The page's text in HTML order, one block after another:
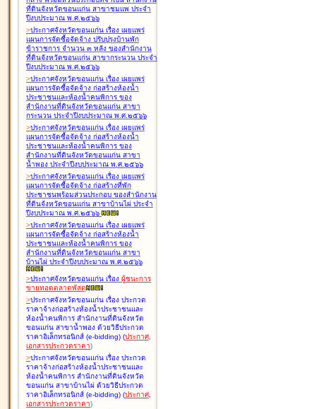
ที่ดินจังหวัดขอนแก่น สาขาชุมแพ ประจำ
ปีงบประมาณ พ.ศ.๒๕๖๖
>ประกาศจังหวัดขอนแก่น เรื่อง เผยแพร่
แผนการจัดซื้อจัดจ้าง ปรับปรุงบ้านพัก
ข้าราชการ จำนวน ๓ หลัง ของสำนักงาน
ที่ดินจังหวัดขอนแก่น สาขากระนวน ประจำ
ปีงบประมาณ พ.ศ.๒๕๖๖
>ประกาศจังหวัดขอนแก่น เรื่อง เผยแพร่
แผนการจัดซื้อจัดจ้าง ก่อสร้างห้องน้ำ
ประชาชนและห้องน้ำคนพิการ ของ
สำนักงานที่ดินจังหวัดขอนแก่น สาขา
กระนวน ประจำปีงบประมาณ พ.ศ.๒๕๖๖
>ประกาศจังหวัดขอนแก่น เรื่อง เผยแพร่
แผนการจัดซื้อจัดจ้าง ก่อสร้างห้องน้ำ
ประชาชนและห้องน้ำคนพิการ ของ
สำนักงานที่ดินจังหวัดขอนแก่น สาขา
น้ำพอง ประจำปีงบประมาณ พ.ศ.๒๕๖๖
>ประกาศจังหวัดขอนแก่น เรื่อง เผยแพร่
แผนการจัดซื้อจัดจ้าง ก่อสร้างที่พัก
ประชาชนพร้อมส่วนประกอบ ของสำนักงาน
ที่ดินจังหวัดขอนแก่น สาขาบ้านไผ่ ประจำ
ปีงบประมาณ พ.ศ.๒๕๖๖
>ประกาศจังหวัดขอนแก่น เรื่อง เผยแพร่
แผนการจัดซื้อจัดจ้าง ก่อสร้างห้องน้ำ
ประชาชนและห้องน้ำคนพิการ ของ
สำนักงานที่ดินจังหวัดขอนแก่น สาขา
บ้านไผ่ ประจำปีงบประมาณ พ.ศ.๒๕๖๖
>ประกาศจังหวัดขอนแก่น เรื่อง ผู้ชนะการ
ขายทอดตลาดพัสดุ
>ประกาศจังหวัดขอนแก่น เรื่อง ประกวด
ราคาจ้างก่อสร้างห้องน้ำประชาชนและ
ห้องน้ำคนพิการ สำนักงานที่ดินจังหวัด
ขอนแก่น สาขาน้ำพอง ด้วยวิธีประกวด
ราคาอิเล็กทรอนิกส์ (e-bidding) (ประกาศ,
เอกสารประกวดราคา)
>ประกาศจังหวัดขอนแก่น เรื่อง ประกวด
ราคาจ้างก่อสร้างห้องน้ำประชาชนและ
ห้องน้ำคนพิการ สำนักงานที่ดินจังหวัด
ขอนแก่น สาขาบ้านไผ่ ด้วยวิธีประกวด
ราคาอิเล็กทรอนิกส์ (e-bidding) (ประกาศ,
เอกสารประกวดราคา)